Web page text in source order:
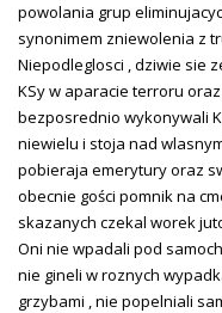
powolania grup
synonimem zniewolenia z
Niepodleglosci , dziwie sie
KSy w aparacie terroru
bezposrednio wykonywali
niewielu i stoja nad
pobieraja emerytury oraz
obecnie gości pomnik na
skazanych czekal worek
Oni nie wpadali pod
nie gineli w roznych
grzybami , nie popelniali